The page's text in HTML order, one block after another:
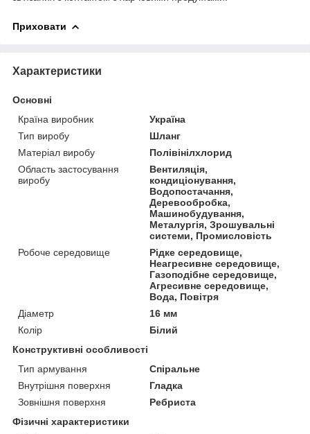
Приховати
Характеристики
Основні
Країна виробник
Україна
Тип виробу
Шланг
Матеріал виробу
Полівінілхлорид
Область застосування
виробу
Вентиляція,
кондиціонування,
Водопостачання,
Деревообробка,
Машинобудування,
Металургія, Зрошувальні
системи, Промисловість
Робоче середовище
Рідке середовище,
Неагресивне середовище,
Газоподібне середовище,
Агресивне середовище,
Вода, Повітря
Діаметр
16 мм
Колір
Білий
Конструктивні особливості
Тип армування
Спіральне
Внутрішня поверхня
Гладка
Зовнішня поверхня
Ребриста
Фізичні характеристики